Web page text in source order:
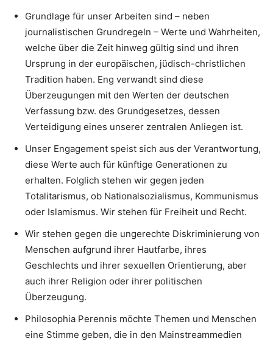
Grundlage für unser Arbeiten sind – neben
journalistischen Grundregeln – Werte und Wahrheiten,
welche über die Zeit hinweg gültig sind und ihren
Ursprung in der europäischen, jüdisch-christlichen
Tradition haben. Eng verwandt sind diese
Überzeugungen mit den Werten der deutschen
Verfassung bzw. des Grundgesetzes, dessen
Verteidigung eines unserer zentralen Anliegen ist.
Unser Engagement speist sich aus der Verantwortung,
diese Werte auch für künftige Generationen zu
erhalten. Folglich stehen wir gegen jeden
Totalitarismus, ob Nationalsozialismus, Kommunismus
oder Islamismus. Wir stehen für Freiheit und Recht.
Wir stehen gegen die ungerechte Diskriminierung von
Menschen aufgrund ihrer Hautfarbe, ihres
Geschlechts und ihrer sexuellen Orientierung, aber
auch ihrer Religion oder ihrer politischen
Überzeugung.
Philosophia Perennis möchte Themen und Menschen
eine Stimme geben, die in den Mainstreammedien